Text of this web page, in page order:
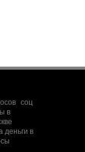
соц
в
деньги в